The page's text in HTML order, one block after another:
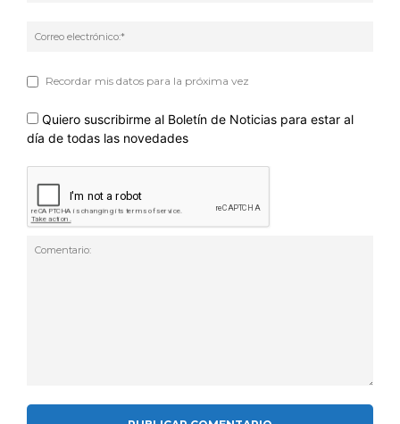
Recordar mis datos para la próxima vez
Quiero suscribirme al Boletín de Noticias para estar al
día de todas las novedades